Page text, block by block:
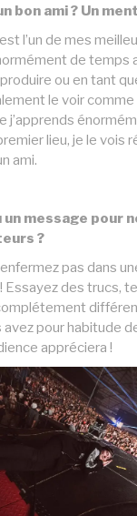
bon ami ? Un
l’un de mes
de temps
ou en tant
le voir comme
j’apprends
lieu, je le vois
ami.
message pour
?
pas dans
Essayez des trucs,
avez pour habitude
appréciera !